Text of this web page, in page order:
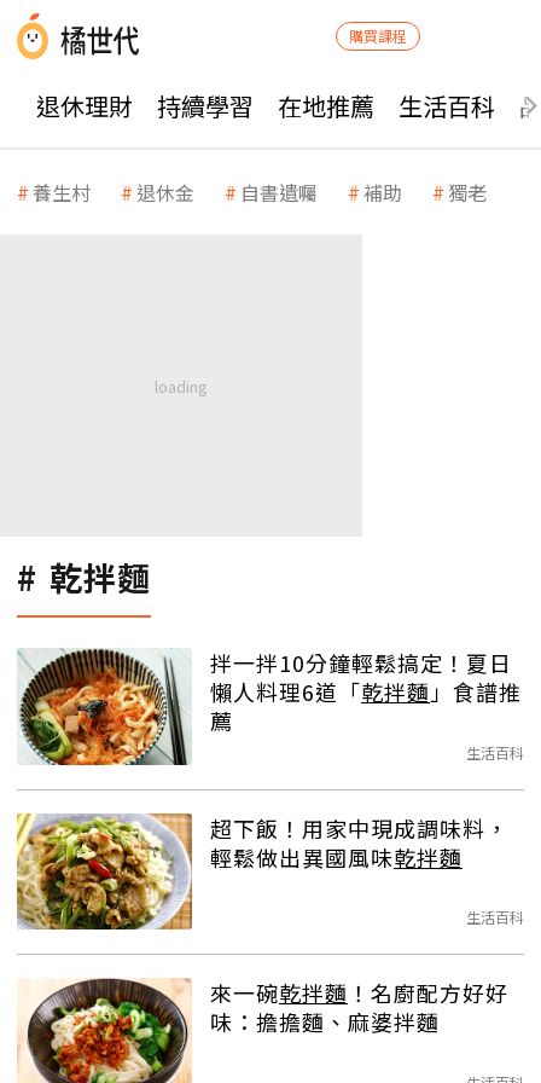
購買課程
退休理財 持續學習 在地推薦 生活百科
養生村 退休金 自書遺囑 補助 獨老
乾拌麵
拌一拌10分鐘輕鬆搞定！夏日
懶人料理6道「乾拌麵 」食譜推
薦
生活百科
超下飯！用家中現成調味料，
輕鬆做出異國風味乾拌麵
生活百科
來一碗乾拌麵 ！名廚配方好好
味：擔擔麵、麻婆拌麵